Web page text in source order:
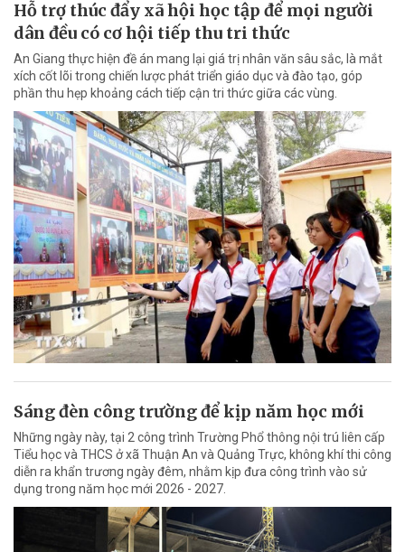
Hỗ trợ thúc đẩy xã hội học tập để mọi người
dân đều có cơ hội tiếp thu tri thức
An Giang thực hiện đề án mang lại giá trị nhân văn sâu sắc, là mắt
xích cốt lõi trong chiến lược phát triển giáo dục và đào tạo, góp
phần thu hẹp khoảng cách tiếp cận tri thức giữa các vùng.
Sáng đèn công trường để kịp năm học mới
Những ngày này, tại 2 công trình Trường Phổ thông nội trú liên cấp
Tiểu học và THCS ở xã Thuận An và Quảng Trực, không khí thi công
diễn ra khẩn trương ngày đêm, nhằm kịp đưa công trình vào sử
dụng trong năm học mới 2026 - 2027.